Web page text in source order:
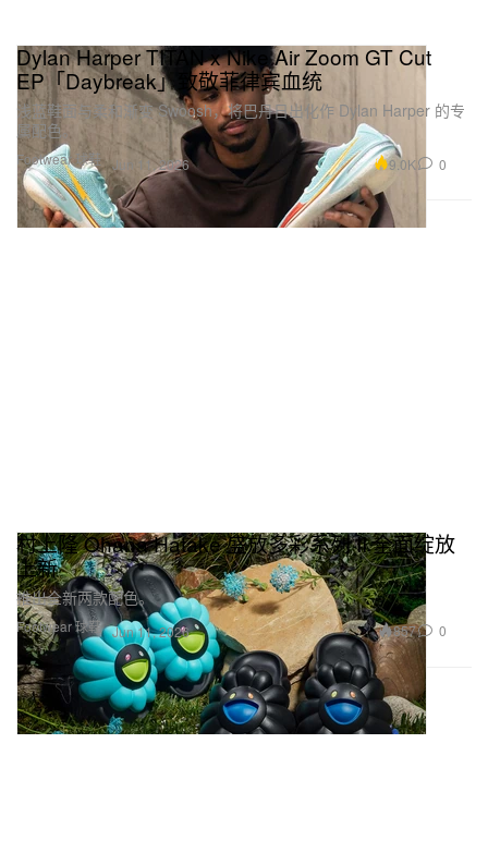
Footwear 球鞋
Dylan Harper TITAN x Nike Air Zoom GT Cut
EP「Daybreak」致敬菲律宾血统
浅蓝鞋面与柔和渐变 Swoosh，将巴丹日出化作 Dylan Harper 的专
属配色。
Jun 11, 2026 9.0K 0
Footwear 球鞋
村上隆 Ohana Hatake 盛放多彩系列 II 全面绽放
上新
推出全新两款配色。
Jun 11, 2026 857 0